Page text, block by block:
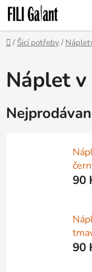
Přejít
na
obsah
Domů
/ Šicí potřeby/
Náplet
90
90